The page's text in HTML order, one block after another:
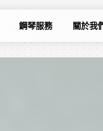
鋼琴服務 關於我